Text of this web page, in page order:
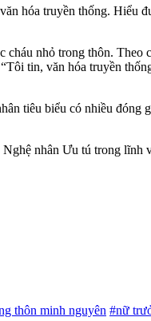
hóa truyền thống. Hiểu
nhỏ trong thôn. Theo
tin, văn hóa truyền
tiêu biểu có nhiều đóng
nhân Ưu tú trong
thôn minh nguyên #nữ